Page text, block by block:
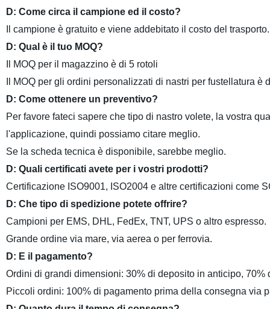
D: Come circa il campione ed il costo?
Il campione è gratuito e viene addebitato il costo del
D: Qual è il tuo MOQ?
Il MOQ per il magazzino è di 5 rotoli
Il MOQ per gli ordini personalizzati di nastri per fustellatura è
D: Come ottenere un preventivo?
Per favore fateci sapere che tipo di nastro volete, la vostra
l'applicazione, quindi possiamo citare meglio.
Se la scheda tecnica è disponibile, sarebbe meglio.
D: Quali certificati avete per i vostri prodotti?
Certificazione ISO9001, ISO2004 e altre certificazioni come
D: Che tipo di spedizione potete offrire?
Campioni per EMS, DHL, FedEx, TNT, UPS o altro espresso.
Grande ordine via mare, via aerea o per ferrovia.
D: E il pagamento?
Ordini di grandi dimensioni: 30% di deposito in anticipo, 70%
Piccoli ordini: 100% di pagamento prima della consegna via